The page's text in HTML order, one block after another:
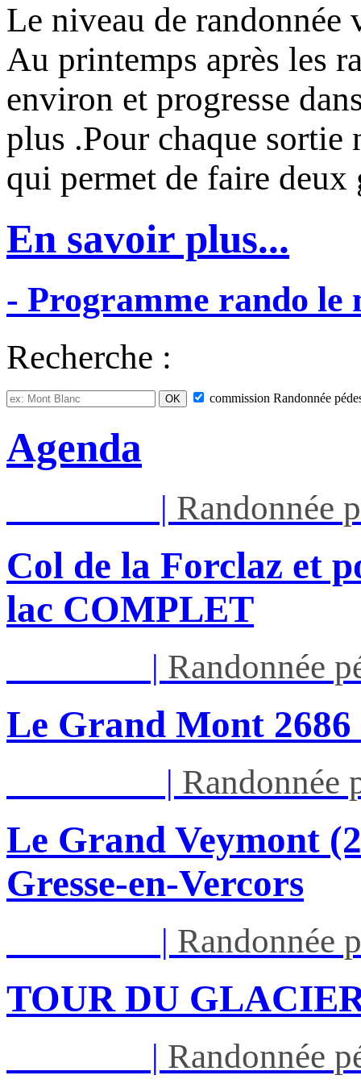
Le niveau de randonnée
Au printemps après les
environ et progresse
plus .Pour chaque sortie
qui permet de faire
En savoir plus...
- Programme rando le
Recherche :
commission Randonnée
Agenda
| Randonnée
Col de la Forclaz et
lac COMPLET
| Randonnée
Le Grand Mont
| Randonnée
Le Grand Veymont
Gresse-en-Vercors
| Randonnée
TOUR DU
| Randonnée